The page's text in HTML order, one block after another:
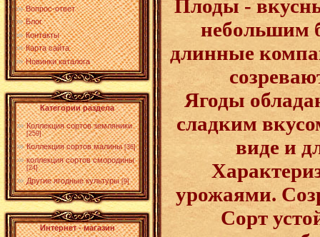
Вопрос-ответ
Блог
Контакты
Карта сайта
Новинки каталога
Категории раздела
Коллекция сортов земляники
[259]
Коллекция сортов малины [36]
коллекция сортов смородины
[24]
Другие ягодные культуры [9]
Интернет - магазин
Плоды -
небольшим
длинные
Ягоды
сладким
виде и
урожаями.
Сорт